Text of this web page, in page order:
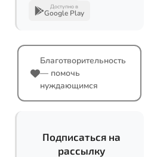
Доступно в
Google Play
Благотворительность
— помочь
нуждающимся
Подписаться на
рассылку